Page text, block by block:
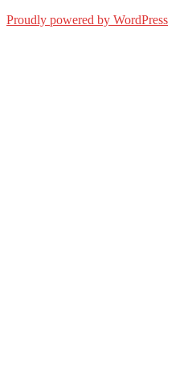
Proudly powered by WordPress